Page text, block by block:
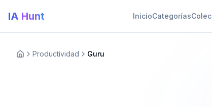
IA Hunt InicioCategorías
Productividad Guru